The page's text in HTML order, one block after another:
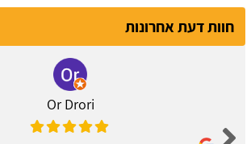
חוות דעת אחרונות
Or Drori